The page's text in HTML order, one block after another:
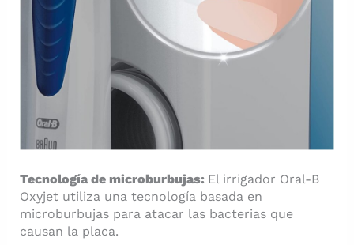
Tecnología de microburbujas: El irrigador Oral-B
Oxyjet utiliza una tecnología basada en
microburbujas para atacar las bacterias que
causan la placa.